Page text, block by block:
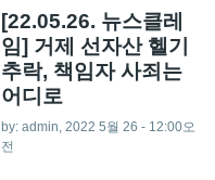
[22.05.26. 뉴스클레
임] 거제 선자산 헬기
추락, 책임자 사죄는
어디로
by: admin , 2022 5월 26 - 12:00오
전